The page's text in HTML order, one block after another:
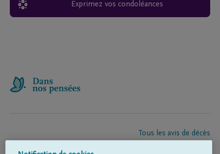
Exprimez vos condoléances
Tous les avis de décès